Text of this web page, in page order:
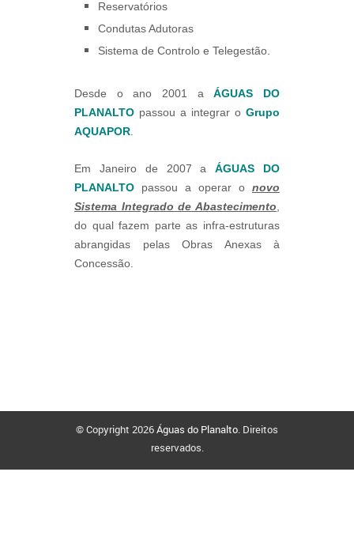
Reservatórios
Condutas Adutoras
Sistema de Controlo e Telegestão.
Desde o ano 2001 aÁGUAS DO
PLANALTO passou a integrar o Grupo
AQUAPOR
Em Janeiro de 2007 aÁGUAS DO
PLANALTO passou a operar o novo
Sistema Integrado de Abastecimento
do qual fazem parte as infra-estruturas
abrangidas pelas Obras Anexas à
Concessão.
© Copyright 2026Águas do Planalto. Direitos
reservados.